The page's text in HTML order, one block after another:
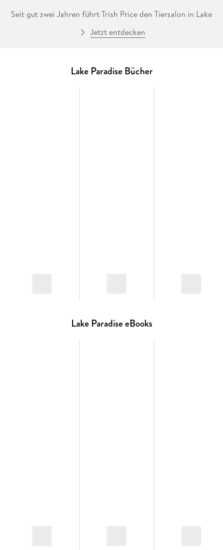
Seit gut zwei Jahren führt Trish Price den Tiersalon in Lake
Salon und shamponiert Hunde ein, kürzt Wellensittichen die
betrifft, ist Trishs Leben sehr erfüllend. Nur in Liebesdingen
auffällig häufig in den Salon: Wyatt O'Nelly, der Sheriff von
Jetzt entdecken
Lake Paradise Bücher
Lake Paradise eBooks